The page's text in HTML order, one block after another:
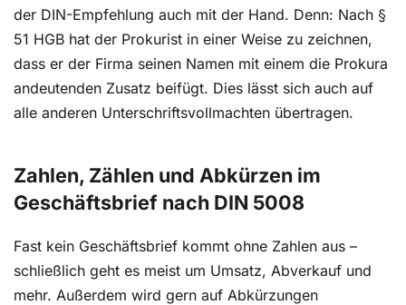
der DIN-Empfehlung auch mit der Hand. Denn: Nach §
51 HGB hat der Prokurist in einer Weise zu zeichnen,
dass er der Firma seinen Namen mit einem die Prokura
andeutenden Zusatz beifügt. Dies lässt sich auch auf
alle anderen Unterschriftsvollmachten übertragen.
Zahlen, Zählen und Abkürzen im
Geschäftsbrief nach DIN 5008
Fast kein Geschäftsbrief kommt ohne Zahlen aus –
schließlich geht es meist um Umsatz, Abverkauf und
mehr. Außerdem wird gern auf Abkürzungen